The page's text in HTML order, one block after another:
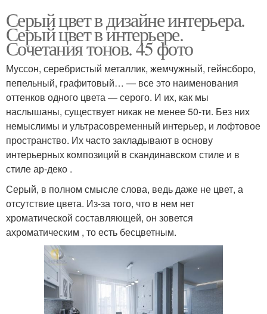
Серый цвет в дизайне интерьера.
Серый цвет в интерьере.
Сочетания тонов. 45 фото
Муссон, серебристый металлик, жемчужный, гейнсборо,
пепельный, графитовый… — все это наименования
оттенков одного цвета — серого. И их, как мы
наслышаны, существует никак не менее 50-ти. Без них
немыслимы и ультрасовременный интерьер, и лофтовое
пространство. Их часто закладывают в основу
интерьерных композиций в скандинавском стиле и в
стиле ар-деко .
Серый, в полном смысле слова, ведь даже не цвет, а
отсутствие цвета. Из-за того, что в нем нет
хроматической составляющей, он зовется
ахроматическим , то есть бесцветным.